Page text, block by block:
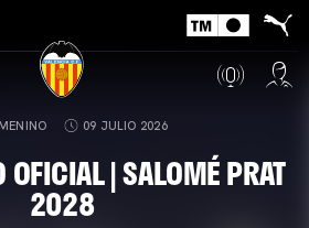
09 JULIO 2026
| SALOMÉ PRAT
2028